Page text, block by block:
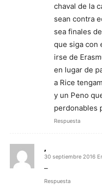
chaval de la
sean contra
sea finales
que siga con
irse de
en lugar de
a Rice
y un Peno
perdonables
Respuesta
,
30 septiembre 2016
–
Respuesta